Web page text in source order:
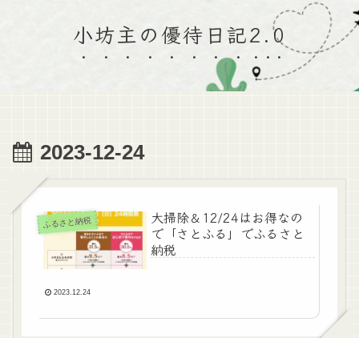
小坊主の優待日記2.0
2023-12-24
ふるさと納税
大掃除＆12/24はお得なの
で「さとふる」でふるさと
納税
2023.12.24